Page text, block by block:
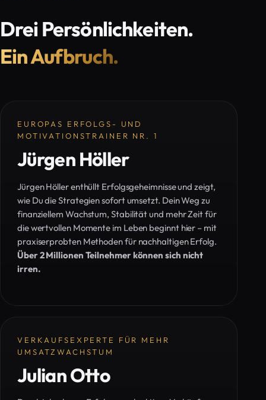
Drei Persönlichkeiten.
Ein Aufbruch.
EUROPAS ERFOLGS- UND
MOTIVATIONSTRAINER NR. 1
Jürgen Höller
Jürgen Höller enthüllt Erfolgsgeheimnisse und zeigt,
wie Du die Strategien sofort umsetzt. Dein Weg zu
finanziellem Wachstum, Stabilität und mehr Zeit für
die wertvollen Momente im Leben beginnt hier – mit
praxiserprobten Methoden für nachhaltigen Erfolg.
Über 2 Millionen Teilnehmer können sich nicht
irren.
VERKAUFSEXPERTE FÜR MEHR
UMSATZWACHSTUM
Julian Otto